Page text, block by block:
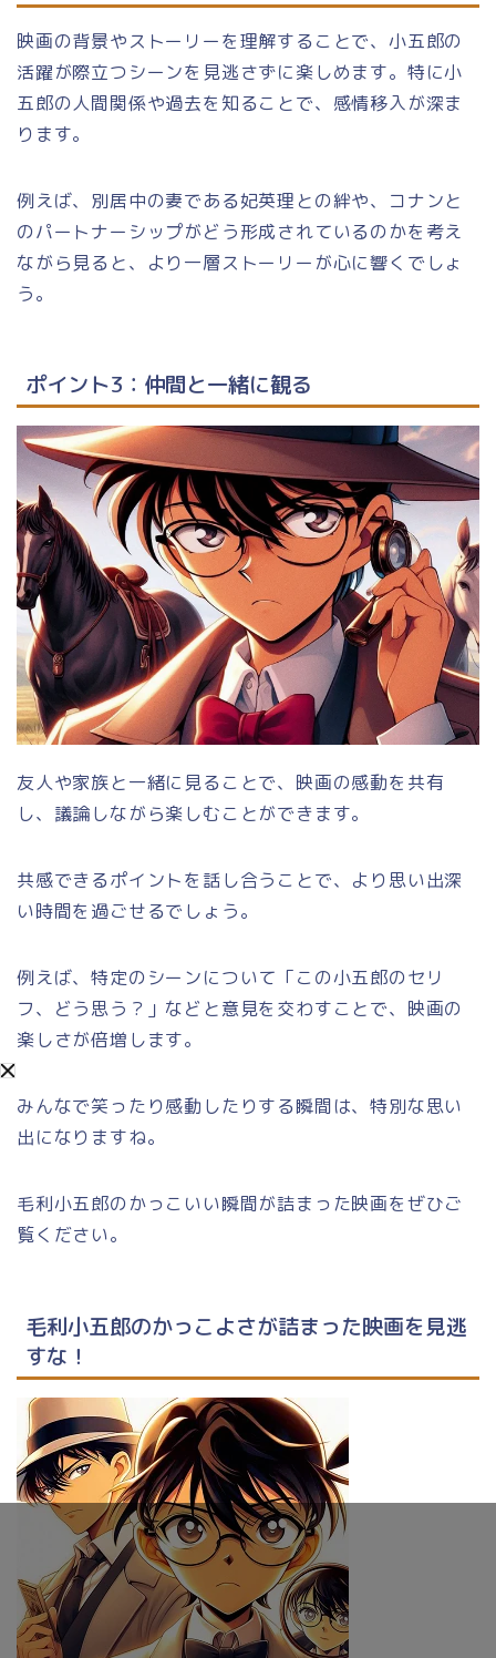
映画の背景やストーリーを理解することで、小五郎の
活躍が際立つシーンを見逃さずに楽しめます。特に小
五郎の人間関係や過去を知ることで、感情移入が深ま
ります。
例えば、別居中の妻である妃英理との絆や、コナンと
のパートナーシップがどう形成されているのかを考え
ながら見ると、より一層ストーリーが心に響くでしょ
う。
ポイント3：仲間と一緒に観る
友人や家族と一緒に見ることで、映画の感動を共有
し、議論しながら楽しむことができます。
共感できるポイントを話し合うことで、より思い出深
い時間を過ごせるでしょう。
例えば、特定のシーンについて「この小五郎のセリ
フ、どう思う？」などと意見を交わすことで、映画の
楽しさが倍増します。
みんなで笑ったり感動したりする瞬間は、特別な思い
出になりますね。
毛利小五郎のかっこいい瞬間が詰まった映画をぜひご
覧ください。
毛利小五郎のかっこよさが詰まった映画を見逃
すな！